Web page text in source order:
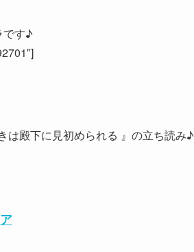
です♪
は殿下に見初められる 』の立ち読み♪